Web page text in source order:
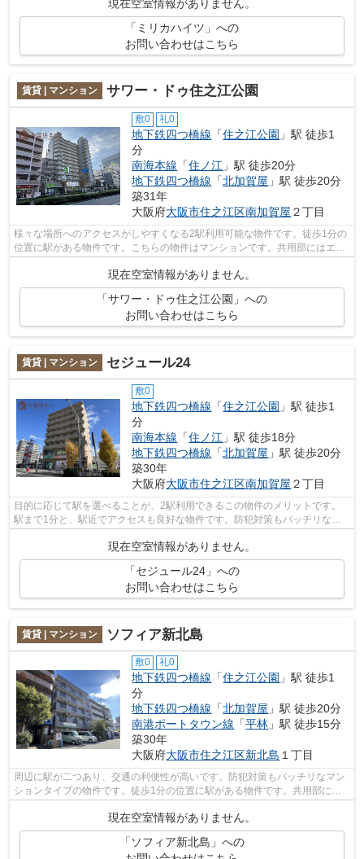
現在空室情報がありません。
「ミリカハイツ」への
お問い合わせはこちら
賃貸 | マンション サワー・ドゥ住之江公園
敷0 礼0
地下鉄四つ橋線 「住之江公園 」駅 徒歩1
分
南海本線 「住ノ江 」駅 徒歩20分
地下鉄四つ橋線 「北加賀屋 」駅 徒歩20分
築31年
大阪府大阪市住之江区南加賀屋 ２丁目
様々な場所へのアクセスがしやすくなる2駅利用可能な物件です。徒歩1分の
位置に駅がある物件です。こちらの物件はマンションです。共用部にはエレ
現在空室情報がありません。
「サワー・ドゥ住之江公園」への
お問い合わせはこちら
賃貸 | マンション セジュール24
敷0
地下鉄四つ橋線 「住之江公園 」駅 徒歩1
分
南海本線 「住ノ江 」駅 徒歩18分
地下鉄四つ橋線 「北加賀屋 」駅 徒歩20分
築30年
大阪府大阪市住之江区南加賀屋 ２丁目
目的に応じて駅を選べることが、2駅利用できるこの物件のメリットです。
駅まで1分と、駅近でアクセスも良好な物件です。防犯対策もバッチリなマ
ンションタイプの物件です。共用部には...
現在空室情報がありません。
「セジュール24」への
お問い合わせはこちら
賃貸 | マンション ソフィア新北島
敷0 礼0
地下鉄四つ橋線 「住之江公園 」駅 徒歩1
分
地下鉄四つ橋線 「北加賀屋 」駅 徒歩20分
南港ポートタウン線 「平林 」駅 徒歩15分
築30年
大阪府大阪市住之江区新北島 １丁目
周辺に駅が二つあり、交通の利便性が高いです。防犯対策もバッチリなマン
ションタイプの物件です。徒歩1分の位置に駅がある物件です。共用部には
現在空室情報がありません。
「ソフィア新北島」への